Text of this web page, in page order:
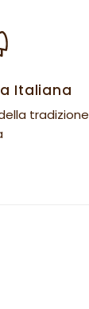
Italiana
tradizione